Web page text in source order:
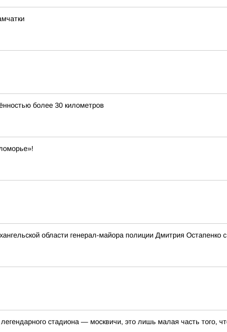
более 30 километров
области генерал-майора полиции Дмитрия Остапенко
стадиона — москвичи, это лишь малая часть того,